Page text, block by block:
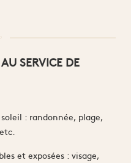
SERVICE DE
: randonnée, plage,
et exposées : visage,